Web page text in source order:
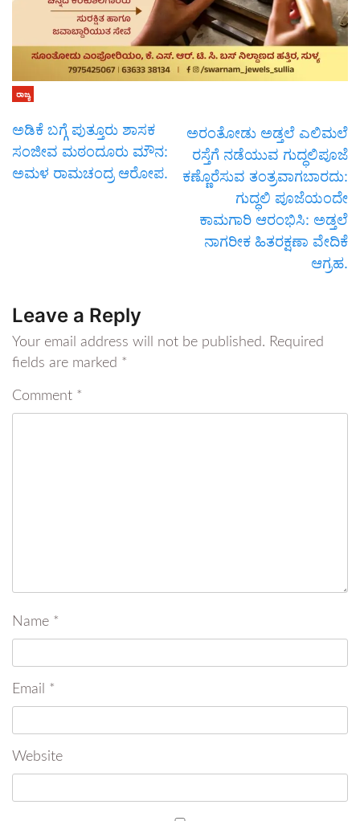
ರಾಜ್ಯ
ಅಡಿಕೆ ಬಗ್ಗೆ ಪುತ್ತೂರು ಶಾಸಕ
ಸಂಜೀವ ಮಠಂದೂರು ಮೌನ:
ಅಮಳ ರಾಮಚಂದ್ರ ಆರೋಪ.
ಅರಂತೋಡು ಅಡ್ತಲೆ ಎಲಿಮಲೆ
ರಸ್ತೆಗೆ ನಡೆಯುವ ಗುದ್ಧಲಿಪೂಜೆ
ಕಣ್ಣೊರೆಸುವ ತಂತ್ರವಾಗಬಾರದು:
ಗುದ್ಧಲಿ ಪೂಜೆಯಂದೇ
ಕಾಮಗಾರಿ ಆರಂಭಿಸಿ: ಅಡ್ತಲೆ
ನಾಗರೀಕ ಹಿತರಕ್ಷಣಾ ವೇದಿಕೆ
ಆಗ್ರಹ.
Leave a Reply
Your email address will not be published. Required
fields are marked *
Comment *
Name *
Email *
Website